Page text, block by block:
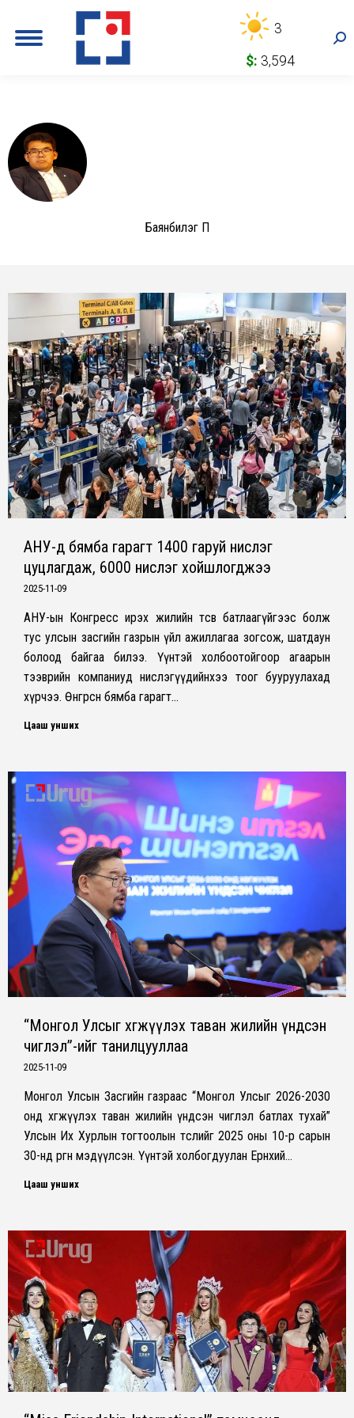
3
$: 3,594
Баянбилэг П
АНУ-д бямба гарагт 1400 гаруй нислэг
цуцлагдаж, 6000 нислэг хойшлогджээ
2025-11-09
АНУ-ын Конгресс ирэх жилийн төсвөө батлаагүйгээс болж
тус улсын засгийн газрын үйл ажиллагаа зогсож, шатдаун
болоод байгаа билээ. Үүнтэй холбоотойгоор агаарын
тээврийн компаниуд нислэгүүдийнхээ тоог бууруулахад
хүрчээ. Өнгөрсөн бямба гарагт…
Цааш унших
“Монгол Улсыг хөгжүүлэх таван жилийн үндсэн
чиглэл”-ийг танилцууллаа
2025-11-09
Монгол Улсын Засгийн газраас “Монгол Улсыг 2026-2030
онд хөгжүүлэх таван жилийн үндсэн чиглэл батлах тухай”
Улсын Их Хурлын тогтоолын төслийг 2025 оны 10-р сарын
30-нд өргөн мэдүүлсэн. Үүнтэй холбогдуулан Ерөнхий…
Цааш унших